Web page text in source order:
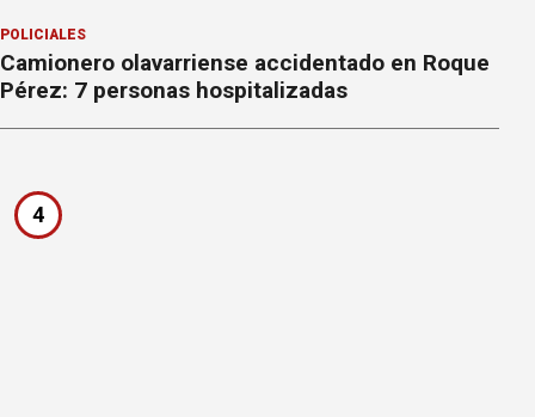
POLICIALES
Camionero olavarriense accidentado en Roque
Pérez: 7 personas hospitalizadas
4